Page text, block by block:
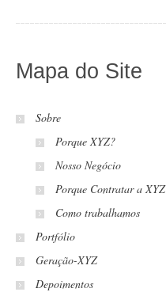
Mapa do Site
Sobre
Porque XYZ?
Nosso Negócio
Porque Contratar a XYZ
Como trabalhamos
Portfólio
Geração-XYZ
Depoimentos